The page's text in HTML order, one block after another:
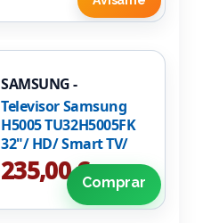
SAMSUNG -
TU32H5005FKXSP
Televisor Samsung
H5005 TU32H5005FK
32"/ HD/ Smart TV/
WiFi
235,00 €Comprar